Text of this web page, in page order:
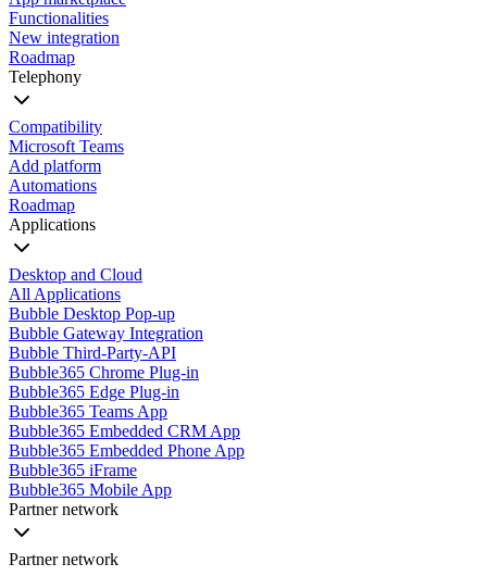
Functionalities
New integration
Roadmap
Telephony
Compatibility
Microsoft Teams
Add platform
Automations
Roadmap
Applications
Desktop and Cloud
All Applications
Bubble Desktop Pop-up
Bubble Gateway Integration
Bubble Third-Party-API
Bubble365 Chrome Plug-in
Bubble365 Edge Plug-in
Bubble365 Teams App
Bubble365 Embedded CRM App
Bubble365 Embedded Phone App
Bubble365 iFrame
Bubble365 Mobile App
Partner network
Partner network